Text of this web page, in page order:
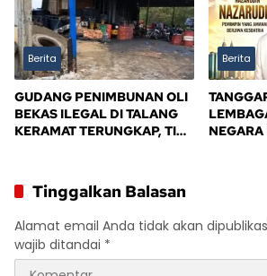
Berita
GUDANG PENIMBUNAN OLI
BEKAS ILEGAL DI TALANG
KERAMAT TERUNGKAP, TIM
TEGAS PEMERINTAH
BANYUASIN
Berita
NEGARA
Tinggalkan Balasan
Alamat email Anda tidak akan
wajib ditandai *